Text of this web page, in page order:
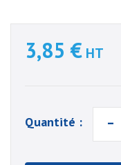
3,85 € HT
Quantité : -